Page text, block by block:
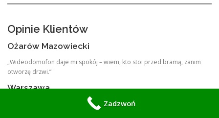
Opinie Klientów
Ożarów Mazowiecki
„Wideodomofon daje mi spokój – wiem, kto stoi przed bramą, zanim
otworzę drzwi.”
Warszawa
„W biurze wideodomofon ułatwia kontrolę dostępu i daje profesjonalny
Zadzwoń